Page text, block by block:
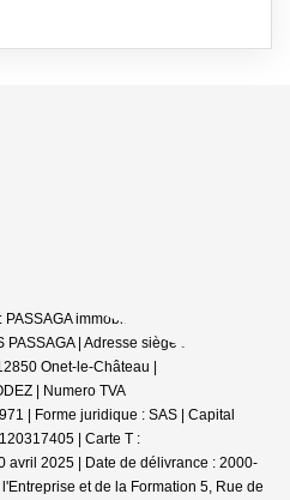
immobilier - Onet-le-Château |
| Adresse siège social : Le
Onet-le-Château |
| Numero TVA
| Forme juridique : SAS | Capital
| Carte T :
avril 2025 | Date de délivrance : 2000-
et de la Formation 5, Rue de